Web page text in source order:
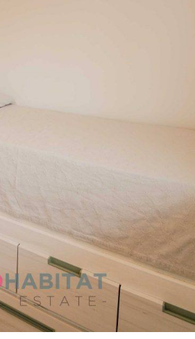
Lost your password?